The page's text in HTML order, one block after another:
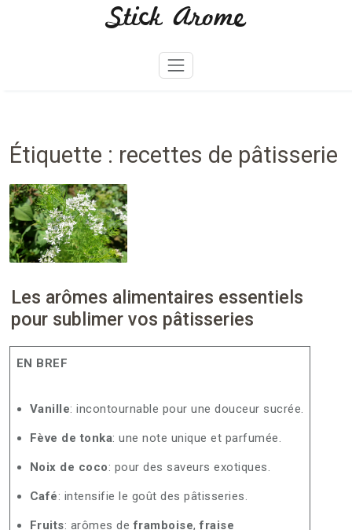
Stick Arome
Étiquette : recettes de pâtisserie
Les arômes alimentaires essentiels
pour sublimer vos pâtisseries
EN BREF
Vanille: incontournable pour une douceur sucrée.
Fève de tonka: une note unique et parfumée.
Noix de coco: pour des saveurs exotiques.
Café: intensifie le goût des pâtisseries.
Fruits: arômes deframboise,fraise